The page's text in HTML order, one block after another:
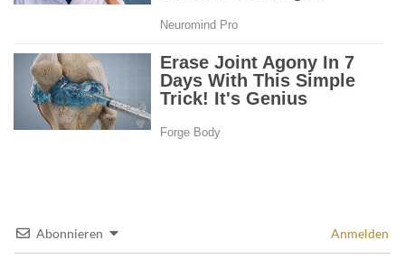
Abonnieren Anmelden